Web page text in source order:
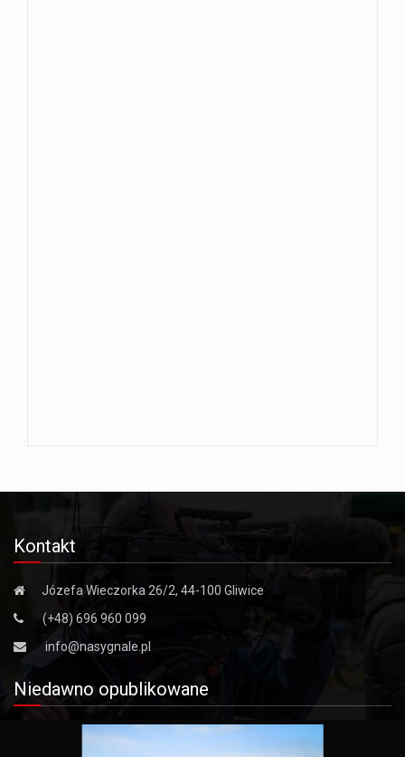
Kontakt
Józefa Wieczorka 26/2, 44-100 Gliwice
(+48) 696 960 099
info@nasygnale.pl
Niedawno opublikowane